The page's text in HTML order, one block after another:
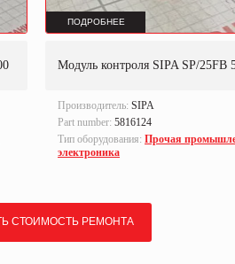
ПОДРОБНЕЕ
Модуль контроля SIPA SP/25FB
Производитель: SIPA
Part number: 5816124
Тип оборудования: Прочая
электроника
СТОИМОСТЬ РЕМОНТА